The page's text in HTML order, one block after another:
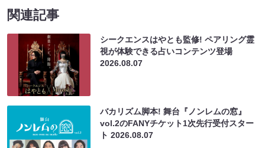
関連記事
シークエンスはやとも監修! ペアリング霊
視が体験できる占いコンテンツ登場
2026.08.07
バカリズム脚本! 舞台『ノンレムの窓』
vol.2のFANYチケット1次先行受付スター
ト2026.08.07